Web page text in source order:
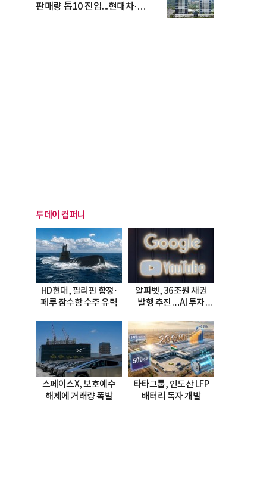
판매량 톱10 진입...현대차·
투데이 컴퍼니
HD현대, 필리핀 함정·
페루 잠수함 수주 유력
알파벳, 36조원 채권
발행 추진…AI 투자
스페이스X, 보호예수
해제에 거래량 폭발
타타그룹, 인도산 LFP
배터리 독자 개발